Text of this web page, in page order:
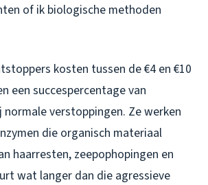
of ik biologische methoden
kosten tussen de €4 en €10
een succespercentage van
normale verstoppingen. Ze werken
die organisch materiaal
haarresten, zeepophopingen en
wat langer dan die agressieve